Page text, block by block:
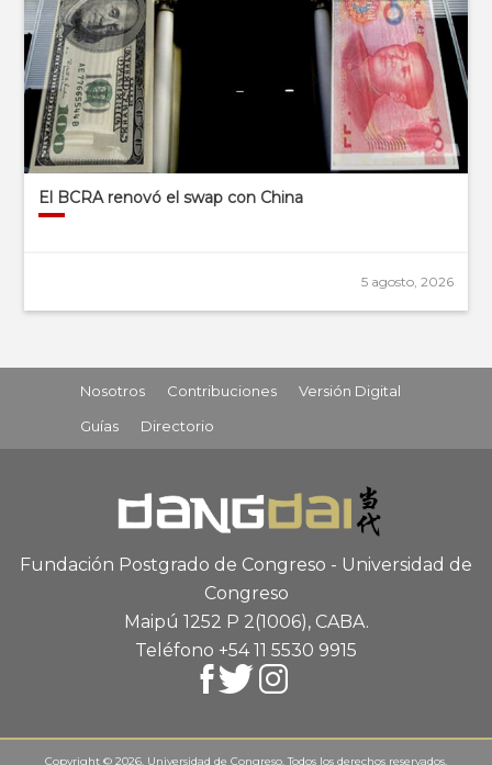
El BCRA renovó el swap con China
5 agosto, 2026
Nosotros Contribuciones
Versión Digital
Guías
Directorio
Fundación Postgrado de Congreso - Universidad de
Congreso
Maipú 1252 P 2(1006), CABA.
Teléfono +54 11 5530 9915
Copyright © 2026. Universidad de Congreso. Todos los derechos reservados.